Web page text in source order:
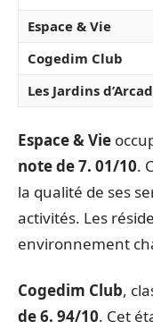
Espace & Vie
Cogedim Club
Les Jardins
Espace & Vie
note de 7. 01/10.
la qualité de ses
activités. Les
environnement
Cogedim Club,
de 6. 94/10. Cet